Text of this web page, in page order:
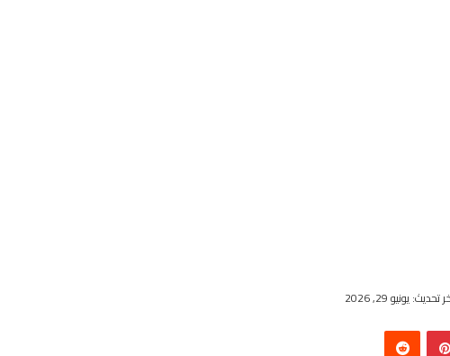
تحديث: يونيو 29, 2026
بينتيريست